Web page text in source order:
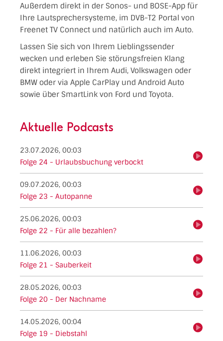
Außerdem direkt in der Sonos- und BOSE-App für
Ihre Lautsprechersysteme, im DVB-T2 Portal von
Freenet TV Connect und natürlich auch im Auto.
Lassen Sie sich von Ihrem Lieblingssender
wecken und erleben Sie störungsfreien Klang
direkt integriert in Ihrem Audi, Volkswagen oder
BMW oder via Apple CarPlay und Android Auto
sowie über SmartLink von Ford und Toyota.
Aktuelle Podcasts
23.07.2026, 00:03
Folge 24 - Urlaubsbuchung verbockt
09.07.2026, 00:03
Folge 23 - Autopanne
25.06.2026, 00:03
Folge 22 - Für alle bezahlen?
11.06.2026, 00:03
Folge 21 - Sauberkeit
28.05.2026, 00:03
Folge 20 - Der Nachname
14.05.2026, 00:04
Folge 19 - Diebstahl